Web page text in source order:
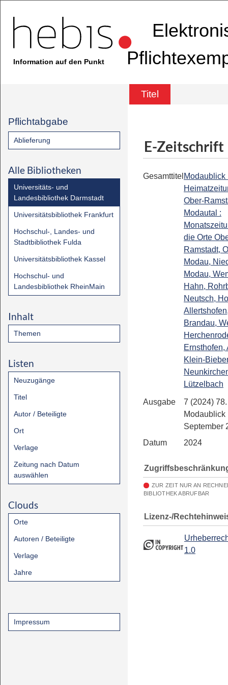
Information auf den Punkt
Titel
Pflichtabgabe
Ablieferung
Alle Bibliotheken
Universitäts- und
Landesbibliothek Darmstadt
Universitätsbibliothek Frankfurt
Hochschul-, Landes- und
Stadtbibliothek Fulda
Universitätsbibliothek Kassel
Hochschul- und
Landesbibliothek RheinMain
Inhalt
Themen
Listen
Neuzugänge
Titel
Autor / Beteiligte
Ort
Verlage
Zeitung nach Datum
auswählen
Clouds
Orte
Autoren / Beteiligte
Verlage
Jahre
Impressum
E-Zeitschrift
Gesamttitel Modaublick
Ober-
Modautal :
die Orte
Ramstadt,
Modau,
Modau,
Hahn,
Neutsch,
Brandau,
Ernsthofen,
Klein-
Lützelbach
Ausgabe
7 (2024) 78.
Modaublick
September
Datum
2024
ZUR ZEIT NUR AN
BIBLIOTHEK ABRUFBAR
Lizenz-/
1.0